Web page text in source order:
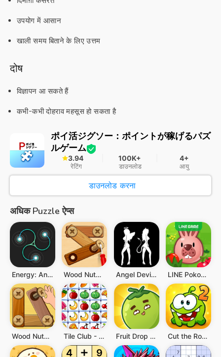
उपयोग में आसान
खाली समय बिताने के लिए उत्तम
दोष
विज्ञापन आ सकते हैं
कभी-कभी दोहराव महसूस हो सकता है
ポイ活ジグソー：ポイントが稼げるパズ
ルゲーム
3.94
रेटिंग
100K+
डाउनलोड
4+
आयु
डाउनलोड करना
अधिक Puzzle ऐप्स
Energy: Anti-Stress Loops Wood Nuts & Bolts, Screw Angel Devil Quiz LINE Pokopoko
Wood Nuts & Bolts Puzzle Tile Club - Match Puzzle Game Fruit Drop Master Cut the Rope 2